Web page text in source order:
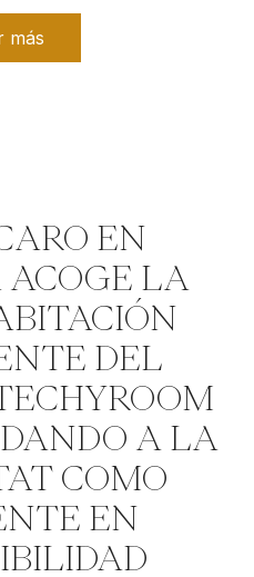
más
EN
LA
DEL
A LA
COMO
EN